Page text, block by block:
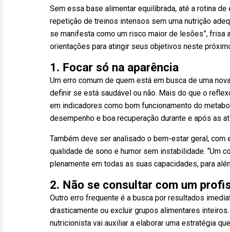
Sem essa base alimentar equilibrada, até a rotina
repetição de treinos intensos sem uma nutrição
se manifesta como um risco maior de lesões”, frisa
orientações para atingir seus objetivos neste
1. Focar só na aparência
Um erro comum de quem está em busca de uma
definir se está saudável ou não. Mais do que o
em indicadores como bom funcionamento do
desempenho e boa recuperação durante e após as
Também deve ser analisado o bem-estar geral,
qualidade de sono e humor sem instabilidade. “Um
plenamente em todas as suas capacidades, para
2. Não se consultar com um
Outro erro frequente é a busca por resultados
drasticamente ou excluir grupos alimentares
nutricionista vai auxiliar a elaborar uma estratégia